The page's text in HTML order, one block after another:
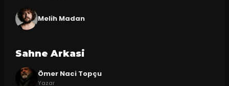
Melih Madan
Sahne Arkasi
Ömer Naci Topçu
Yazar